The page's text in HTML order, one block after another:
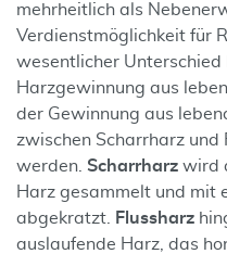
mehrheitlich als
Verdienstmöglichkeit für
wesentlicher
Harzgewinnung aus
der Gewinnung aus
zwischen Scharrharz und
werden. Scharrharz wird
Harz gesammelt und mit
abgekratzt.
Flussharz
auslaufende Harz, das